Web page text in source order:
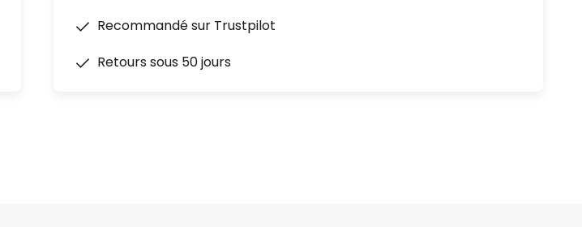
Recommandé sur Trustpilot
Retours sous 50 jours